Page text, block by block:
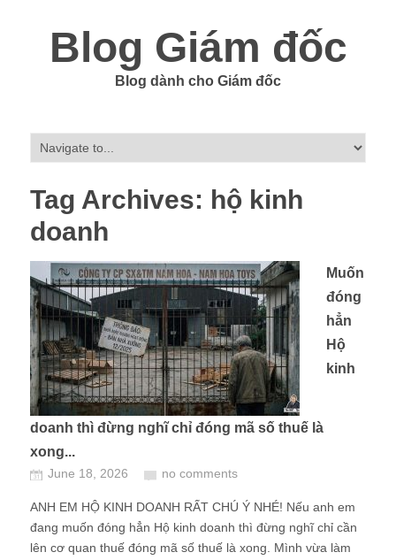
Blog Giám đốc
Blog dành cho Giám đốc
Tag Archives: hộ kinh
doanh
Muốn
đóng
hẳn
Hộ
kinh
doanh thì đừng nghĩ chỉ đóng mã số thuế là
xong...
June 18, 2026 no comments
ANH EM HỘ KINH DOANH RẤT CHÚ Ý NHÉ! Nếu anh em
đang muốn đóng hẳn Hộ kinh doanh thì đừng nghĩ chỉ cần
lên cơ quan thuế đóng mã số thuế là xong. Mình vừa làm